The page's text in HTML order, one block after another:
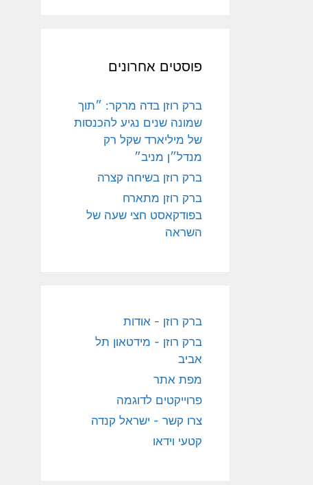
פוסטים אחרונים
ברק רוזן בדה מרקר: ״תוך
שמונה שנים נגיע להכנסות
של מיליארד שקל רק
מנדל״ן מניב״
ברק רוזן בשיחה קצרה
ברק רוזן מתארח
בפודקאסט חצי שעה של
השראה
ברק רוזן - אודות
ברק רוזן - מידטאון תל
אביב
מפת אתר
פרוייקטים לדוגמה
צרו קשר - ישראל קנדה
קטעי וידאו